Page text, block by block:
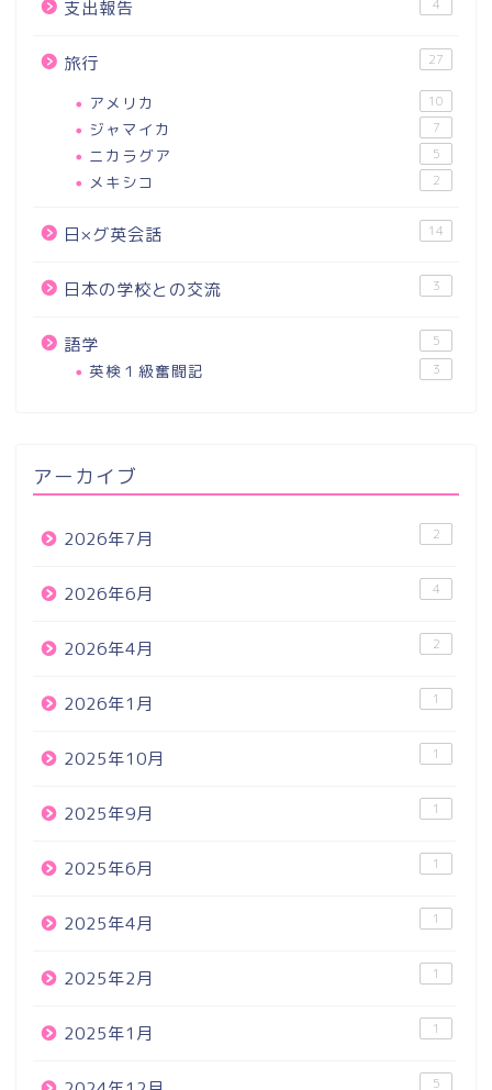
支出報告 4
旅行 27
アメリカ 10
ジャマイカ 7
ニカラグア 5
メキシコ 2
日×グ英会話 14
日本の学校との交流 3
語学 5
英検１級奮闘記 3
アーカイブ
2026年7月 2
2026年6月 4
2026年4月 2
2026年1月 1
2025年10月 1
2025年9月 1
2025年6月 1
2025年4月 1
2025年2月 1
2025年1月 1
5